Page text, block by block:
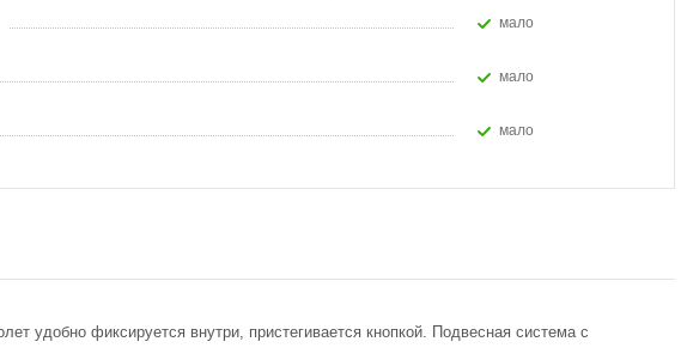
Мало
Мало
Мало
удобно фиксируется внутри, пристегивается кнопкой. Подвесная система с